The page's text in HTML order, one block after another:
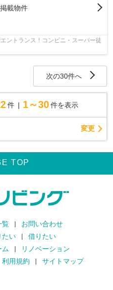
載物件
ントランス！コンビニ・スーパー徒
次の30件へ
件 1～30 件を表示
変更
TOP
覧
お問い合わせ
たい
借りたい
ム
リノベーション
利用規約 サイトマップ